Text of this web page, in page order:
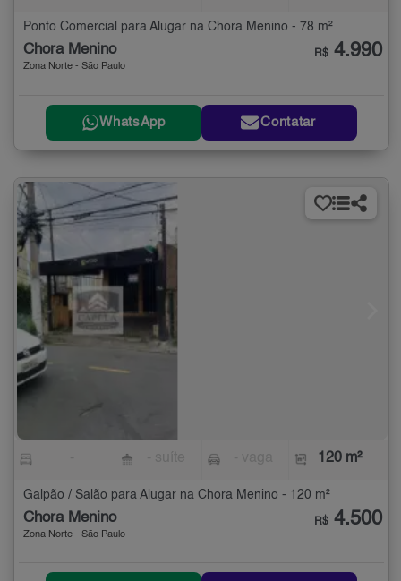
Ponto Comercial para Alugar na Chora Menino - 78 m²
Chora Menino
Zona Norte - São Paulo
R$ 4.990
WhatsApp Contatar
120 m²
Galpão / Salão para Alugar na Chora Menino - 120 m²
Chora Menino
Zona Norte - São Paulo
R$ 4.500